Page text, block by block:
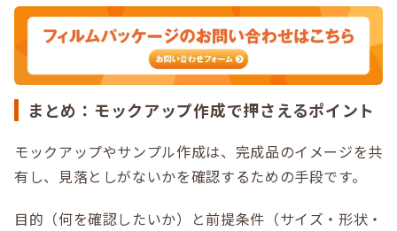
まとめ：モックアップ作成で押さえるポイント
モックアップやサンプル作成は、完成品のイメージを共
有し、見落としがないかを確認するための手段です。
目的（何を確認したいか）と前提条件（サイズ・形状・